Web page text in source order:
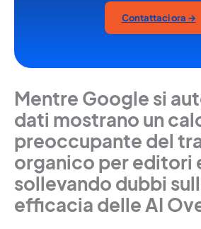
Contattaci ora →
Mentre Google si
dati mostrano un
preoccupante del
organico per editori
sollevando dubbi
efficacia delle AI